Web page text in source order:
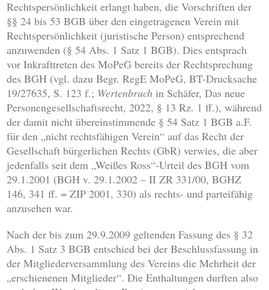
Rechtspersönlichkeit erlangt haben, die Vorschriften der
§§ 24 bis 53 BGB über den eingetragenen Verein mit
Rechtspersönlichkeit (juristische Person) entsprechend
anzuwenden (§ 54 Abs. 1 Satz 1 BGB). Dies entsprach
vor Inkrafttreten des MoPeG bereits der Rechtsprechung
des BGH (vgl. dazu Begr. RegE MoPeG, BT-Drucksache
19/27635, S. 123 f.; Wertenbruch in Schäfer, Das neue
Personengesellschaftsrecht, 2022, § 13 Rz. 1 ff.), während
der damit nicht übereinstimmende § 54 Satz 1 BGB a.F.
für den „nicht rechtsfähigen Verein“ auf das Recht der
Gesellschaft bürgerlichen Rechts (GbR) verwies, die aber
jedenfalls seit dem „Weißes Ross“-Urteil des BGH vom
29.1.2001 (BGH v. 29.1.2002 – II ZR 331/00, BGHZ
146, 341 ff. = ZIP 2001, 330) als rechts- und parteifähig
anzusehen war.
Nach der bis zum 29.9.2009 geltenden Fassung des § 32
Abs. 1 Satz 3 BGB entschied bei der Beschlussfassung in
der Mitgliederversammlung des Vereins die Mehrheit der
„erschienenen Mitglieder“. Die Enthaltungen durften also